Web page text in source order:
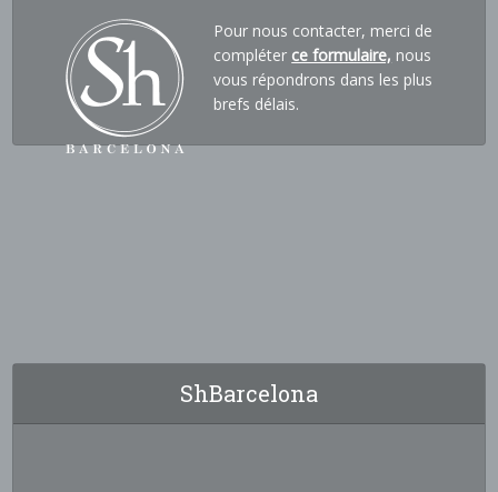
Pour nous contacter, merci de
compléter ce formulaire, nous
vous répondrons dans les plus
brefs délais.
ShBarcelona